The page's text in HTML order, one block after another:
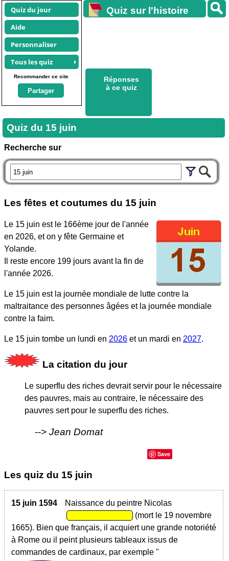
Quiz du jour
Aide
Personnaliser
Tous les quiz
Recommander ce site
Partager
Quiz sur l'histoire
Réponses
à ce quiz
Quiz du 15 juin
Recherche sur
Les fêtes et coutumes du 15 juin
Le 15 juin est le 166ème jour de l'année
en 2026, et on y fête Germaine et
Yolande.
Il reste encore 199 jours avant la fin de
l'année 2026.
Le 15 juin est la journée mondiale de lutte contre la
maltraitance des personnes âgées et la journée mondiale
contre la faim.
Le 15 juin tombe un lundi en 2026 et un mardi en 2027.
La citation du jour
Le superflu des riches devrait servir pour le nécessaire
des pauvres, mais au contraire, le nécessaire des
pauvres sert pour le superflu des riches.
Jean Domat
Save
Les quiz du 15 juin
15 juin 1594
Naissance du peintre Nicolas
(mort le 19 novembre
1665). Bien que français, il acquiert une grande notoriété
à Rome ou il peint plusieurs tableaux issus de
commandes de cardinaux, par exemple "